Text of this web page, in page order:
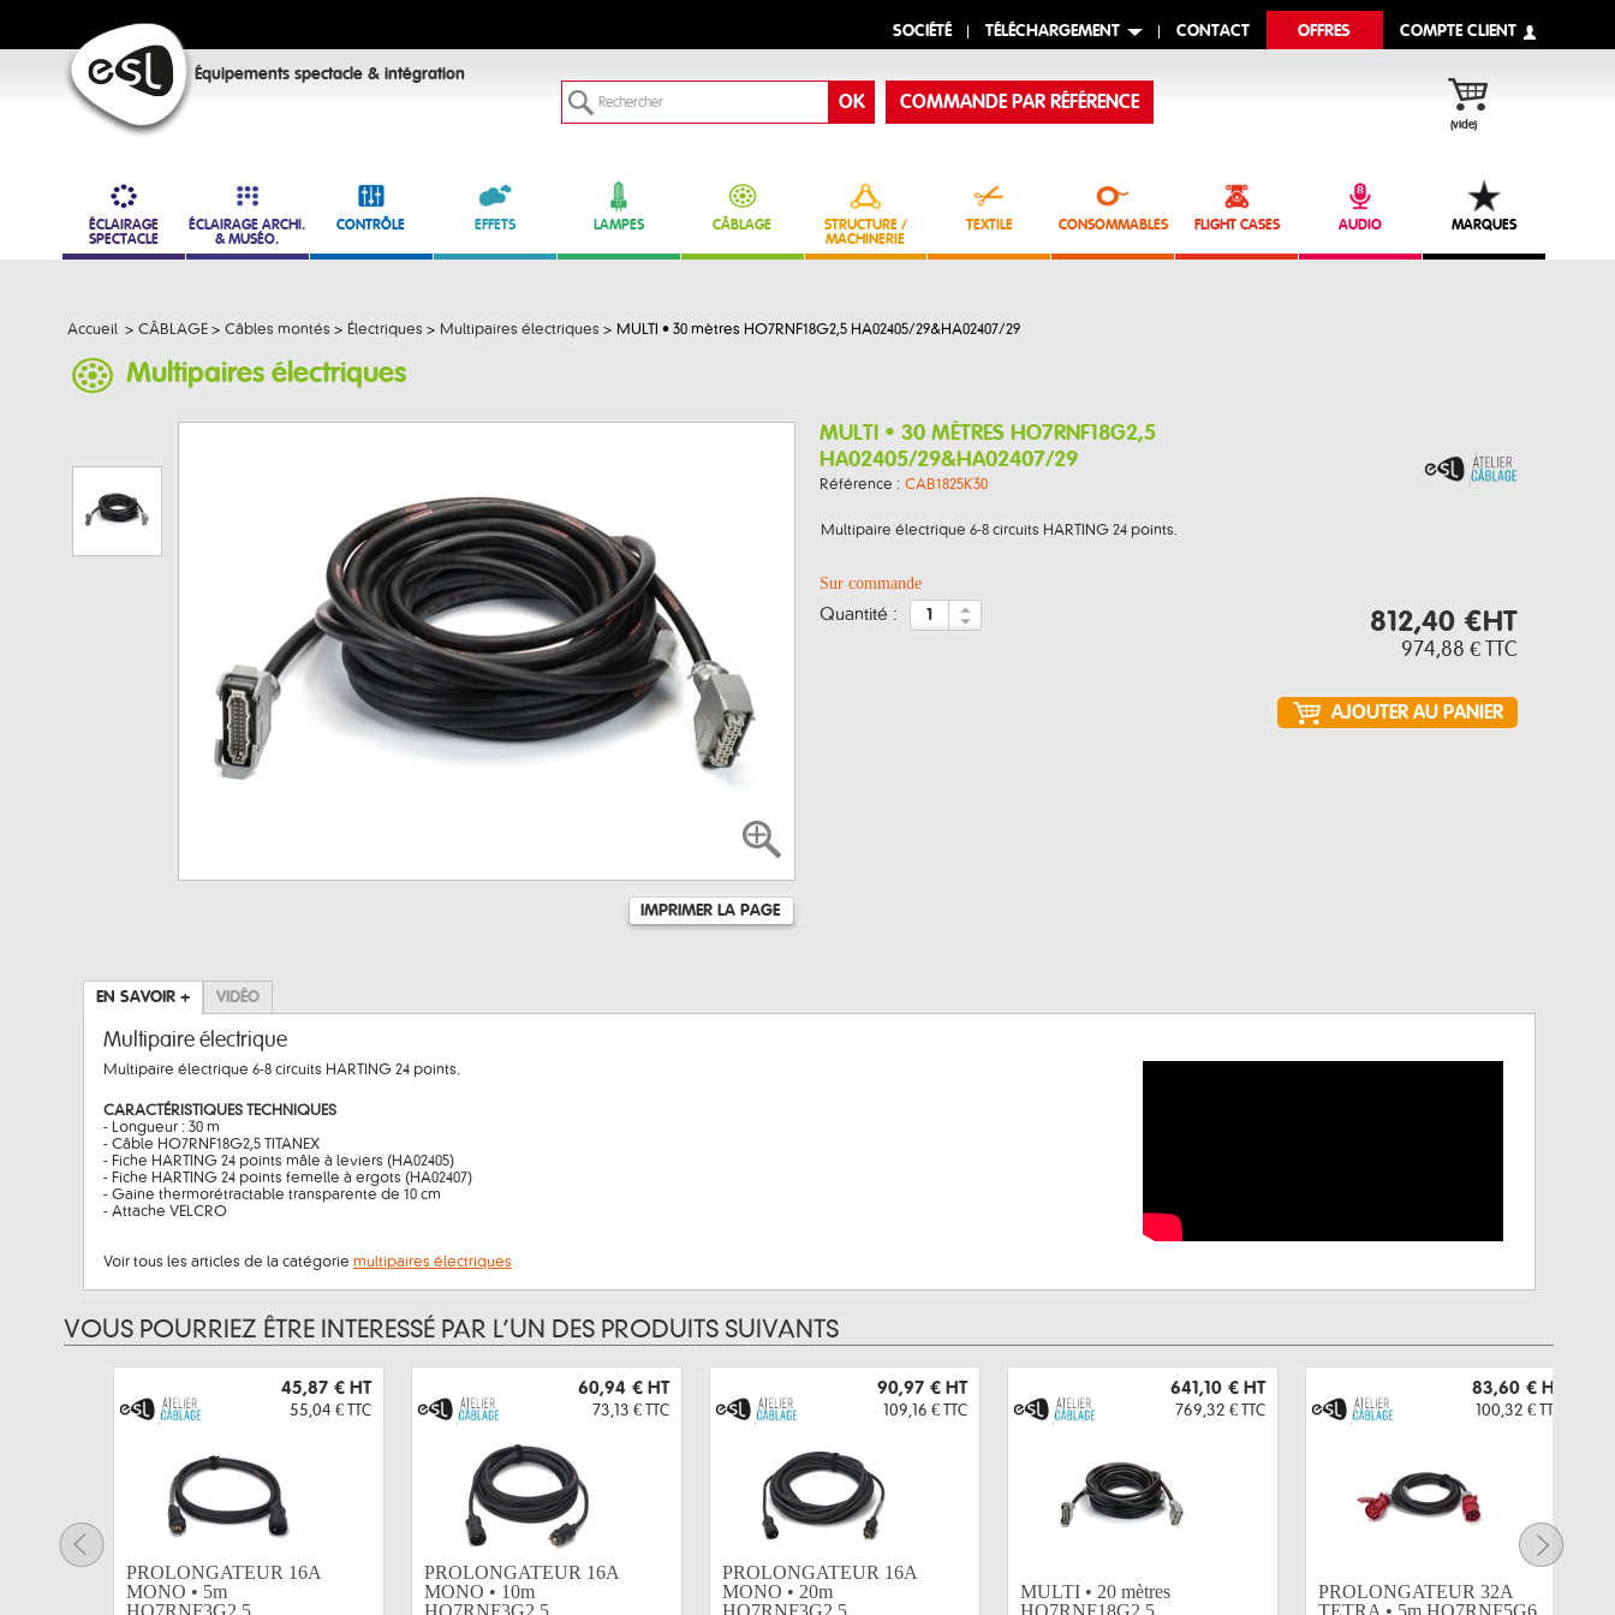
SOCIÉTÉ TÉLÉCHARGEMENT CONTACT OFFRES COMPTE CLIENT
Équipements spectacle & intégration
(vide)
COMMANDE PAR RÉFÉRENCE
ÉCLAIRAGE
SPECTACLE
ÉCLAIRAGE ARCHI.
& MUSÉO.
CONTRÔLE EFFETS LAMPES CÂBLAGE
STRUCTURE /
MACHINERIE
TEXTILE CONSOMMABLES FLIGHT CASES AUDIO MARQUES
Accueil > CÂBLAGE > Câbles montés > Électriques > Multipaires électriques > MULTI • 30 mètres HO7RNF18G2,5 HA02405/29&HA02407/29
Multipaires électriques
IMPRIMER LA PAGE
MULTI • 30 MÈTRES HO7RNF18G2,5
HA02405/29&HA02407/29
Référence : CAB1825K30
Multipaire électrique 6-8 circuits HARTING 24 points.
Sur commande
quantité : 812,40 €HT
974,88 € TTC
EN SAVOIR + VIDÉO
Multipaire électrique
Multipaire électrique 6-8 circuits HARTING 24 points.
CARACTÉRISTIQUES TECHNIQUES
- Longueur : 30 m
- Câble HO7RNF18G2,5 TITANEX
- Fiche HARTING 24 points mâle à leviers (HA02405)
- Fiche HARTING 24 points femelle à ergots (HA02407)
- Gaine thermorétractable transparente de 10 cm
- Attache VELCRO
Voir tous les articles de la catégorie multipaires électriques
VOUS POURRIEZ ÊTRE INTERESSÉ PAR L’UN DES PRODUITS SUIVANTS
45,87 € HT
55,04 € TTC
PROLONGATEUR 16A
MONO • 5m
HO7RNF3G2,5...
60,94 € HT
73,13 € TTC
PROLONGATEUR 16A
MONO • 10m
HO7RNF3G2,5...
90,97 € HT
109,16 € TTC
PROLONGATEUR 16A
MONO • 20m
HO7RNF3G2,5...
641,10 € HT
769,32 € TTC
MULTI • 20 mètres
HO7RNF18G2,5...
83,60 € HT
100,32 € TTC
PROLONGATEUR 32A
TETRA • 5m HO7RNF5G6...